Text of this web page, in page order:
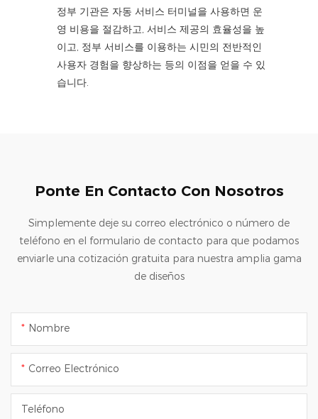
정부 기관은 자동 서비스 터미널을 사용하면 운
영 비용을 절감하고, 서비스 제공의 효율성을 높
이고, 정부 서비스를 이용하는 시민의 전반적인
사용자 경험을 향상하는 등의 이점을 얻을 수 있
습니다.
Ponte En Contacto Con Nosotros
Simplemente deje su correo electrónico o número de
teléfono en el formulario de contacto para que podamos
enviarle una cotización gratuita para nuestra amplia gama
de diseños
Nombre
Correo Electrónico
Teléfono